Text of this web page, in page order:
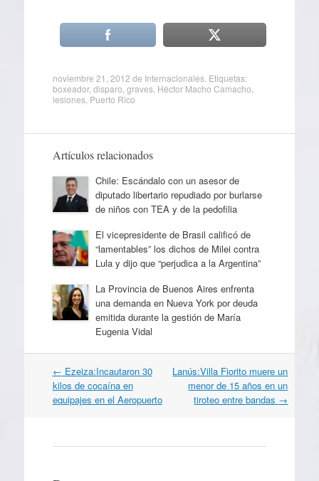
noviembre 21, 2012 de Internacionales. Etiquetas:
boxeador, disparo graves, Héctor Macho Camacho
lesiones, Puerto Rico
Artículos relacionados
Chile: Escándalo con un asesor de
diputado libertario repudiado por burlarse
de niños con TEA y de la pedofilia
El vicepresidente de Brasil calificó de
“lamentables” los dichos de Milei contra
Lula y dijo que “perjudica a la Argentina”
La Provincia de Buenos Aires enfrenta
una demanda en Nueva York por deuda
emitida durante la gestión de María
Eugenia Vidal
Navegación
por
artículos
← Ezeiza:Incautaron 30
kilos de cocaína en
equipajes en el Aeropuerto
Lanús:Villa Fiorito muere un
menor de 15 años en un
tiroteo entre bandas →